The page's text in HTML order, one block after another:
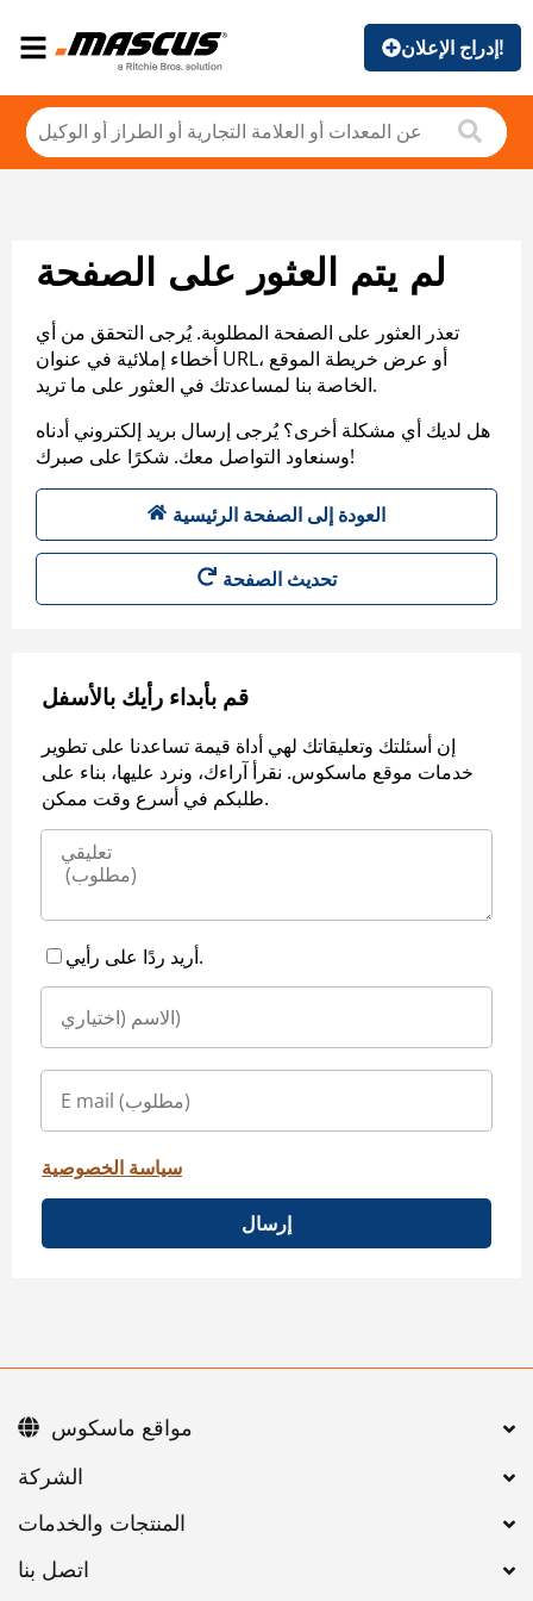
إدراج الإعلان!
لم يتم العثور على الصفحة
تعذر العثور على الصفحة المطلوبة. يُرجى التحقق من أي
أخطاء إملائية في عنوان URL، أو عرض خريطة الموقع
الخاصة بنا لمساعدتك في العثور على ما تريد.
هل لديك أي مشكلة أخرى؟ يُرجى إرسال بريد إلكتروني أدناه
وسنعاود التواصل معك. شكرًا على صبرك!
العودة إلى الصفحة الرئيسية
تحديث الصفحة
قم بأبداء رأيك بالأسفل
إن أسئلتك وتعليقاتك لهي أداة قيمة تساعدنا على تطوير
خدمات موقع ماسكوس. نقرأ آراءك، ونرد عليها، بناء على
طلبكم في أسرع وقت ممكن.
أريد ردًا على رأيي.
سياسة الخصوصية
إرسال
اتصل بنا
مواقع ماسكوس